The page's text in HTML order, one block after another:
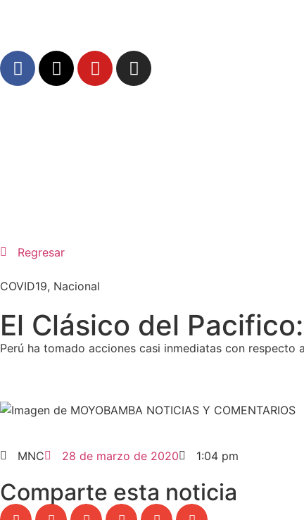
Regresar
COVID19, Nacional
El Clásico del
Perú ha tomado acciones casi inmediatas con respecto
MNC
28 de marzo de 2020 1:04 pm
Comparte esta noticia